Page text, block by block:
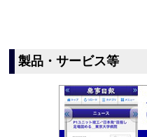
製品・サービス等